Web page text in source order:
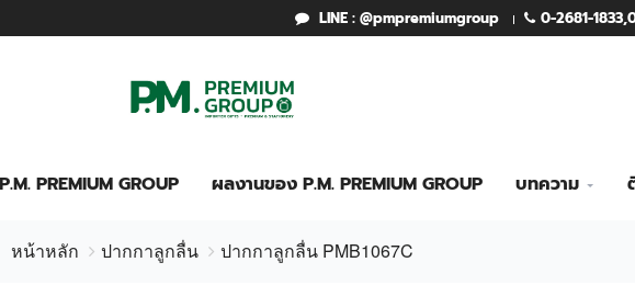
LINE : @pmpremiumgroup 0-2681-1833,
PREMIUM GROUP ผลงานของ P.M. PREMIUM GROUP บทความ
หน้าหลัก ปากกาลูกลื่น ปากกาลูกลื่น PMB1067C